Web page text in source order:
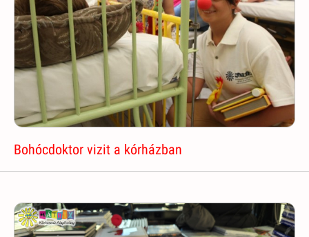
Bohócdoktor vizit a kórházban